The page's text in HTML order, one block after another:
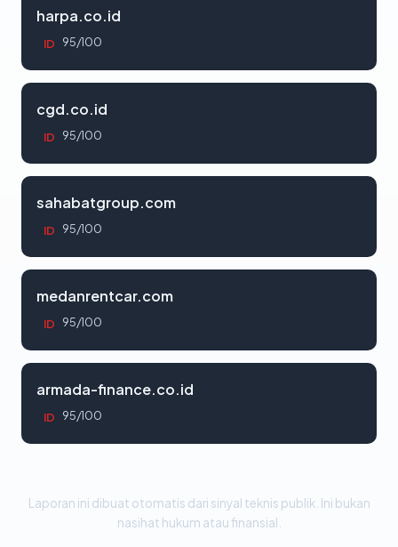
harpa.co.id
ID 95/100
cgd.co.id
ID 95/100
sahabatgroup.com
ID 95/100
medanrentcar.com
ID 95/100
armada-finance.co.id
ID 95/100
Laporan ini dibuat otomatis dari sinyal teknis publik. Ini bukan
nasihat hukum atau finansial.